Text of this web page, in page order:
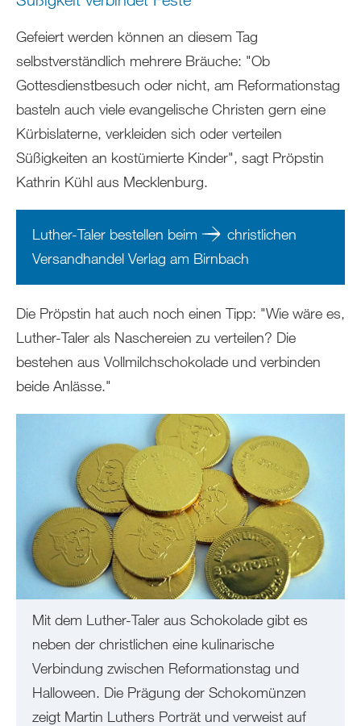
Gefeiert werden können an diesem Tag
selbstverständlich mehrere Bräuche: "Ob
Gottesdienstbesuch oder nicht, am Reformationstag
basteln auch viele evangelische Christen gern eine
Kürbislaterne, verkleiden sich oder verteilen
Süßigkeiten an kostümierte Kinder", sagt Pröpstin
Kathrin Kühl aus Mecklenburg.
Luther-Taler bestellen beim
christlichen
Versandhandel Verlag am Birnbach
Die Pröpstin hat auch noch einen Tipp: "Wie wäre es,
Luther-Taler als Naschereien zu verteilen? Die
bestehen aus Vollmilchschokolade und verbinden
beide Anlässe."
Mit dem Luther-Taler aus Schokolade gibt es
neben der christlichen eine kulinarische
Verbindung zwischen Reformationstag und
Halloween. Die Prägung der Schokomünzen
zeigt Martin Luthers Porträt und verweist auf